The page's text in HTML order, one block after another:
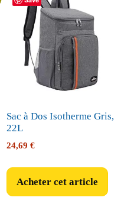
Sac à Dos Isotherme Gris,
22L
24,69 €
Acheter cet article